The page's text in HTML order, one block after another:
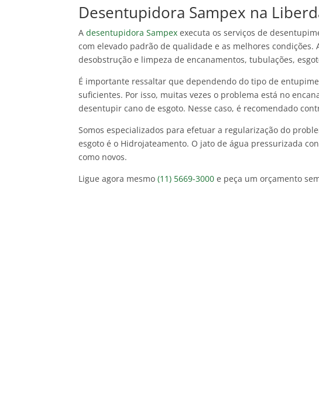
Desentupidora Sampex na
Adesentupidora Sampex executa os serviços de
com elevado padrão de qualidade e as melhores condições.
desobstrução e limpeza de encanamentos, tubulações,
É importante ressaltar que dependendo do tipo de
suficientes. Por isso, muitas vezes o problema está no
desentupir cano de esgoto. Nesse caso, é recomendado
Somos especializados para efetuar a regularização do
esgoto é o Hidrojateamento. O jato de água pressurizada
como novos.
Ligue agora mesmo(11) 5669-3000 e peça um orçamento